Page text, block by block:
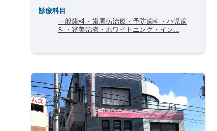
診療科目
一般歯科・歯周病治療・予防歯科・小児歯
科・審美治療・ホワイトニング・イン...